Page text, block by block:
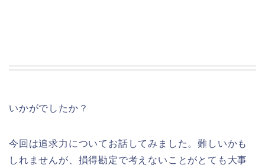
いかがでしたか？
今回は追求力についてお話してみました。難しいかも
しれませんが、損得勘定で考えないことがとても大事